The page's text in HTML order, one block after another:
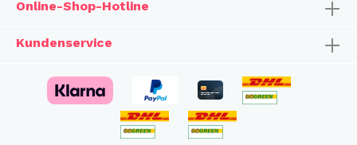
Online-Shop-Hotline
Kundenservice